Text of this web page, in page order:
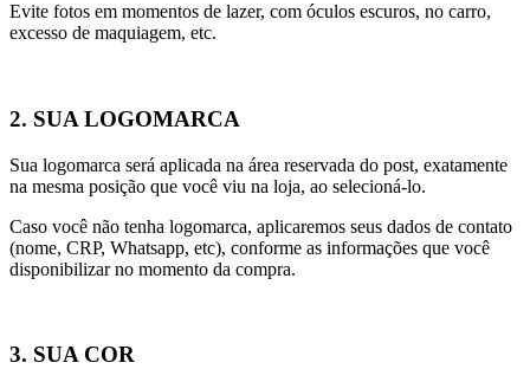
Evite fotos em momentos de lazer, com óculos escuros, no carro,
excesso de maquiagem, etc.
2. SUA LOGOMARCA
Sua logomarca será aplicada na área reservada do post, exatamente
na mesma posição que você viu na loja, ao selecioná-lo.
Caso você não tenha logomarca, aplicaremos seus dados de contato
(nome, CRP, Whatsapp, etc), conforme as informações que você
disponibilizar no momento da compra.
3. SUA COR